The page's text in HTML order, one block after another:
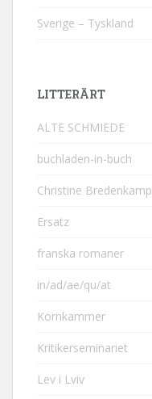
Sverige – Tyskland
LITTERÄRT
ALTE SCHMIEDE
buchladen-in-buch
Christine Bredenkamp
Ersatz
franska romaner
in/ad/ae/qu/at
Kornkammer
Kritikerseminariet
Lev i Lviv